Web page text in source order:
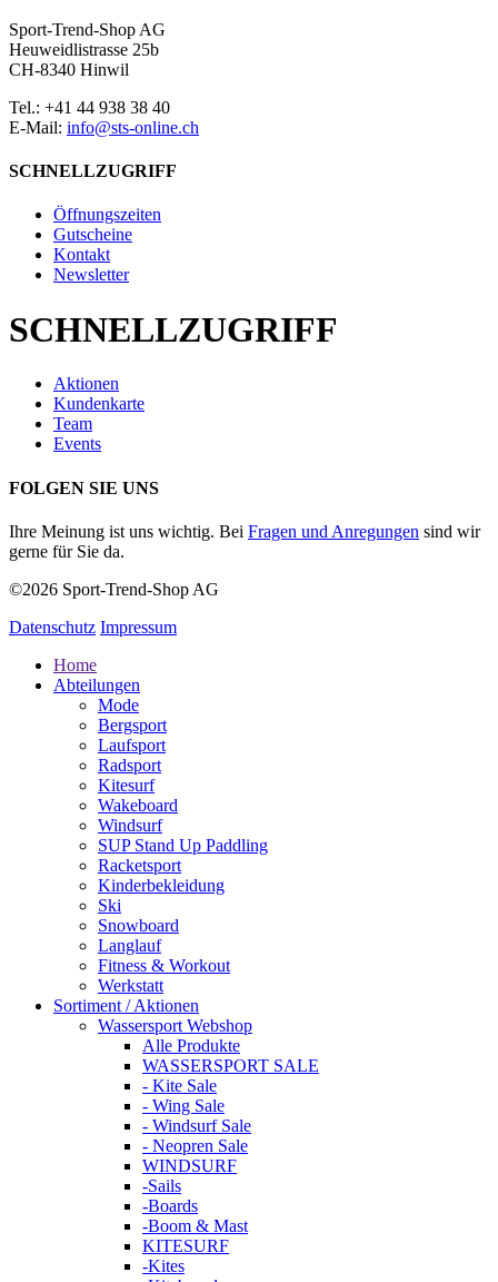
Sport-Trend-Shop AG
Heuweidlistrasse 25b
CH-8340 Hinwil
Tel.: +41 44 938 38 40
E-Mail: info@sts-online.ch
SCHNELLZUGRIFF
Öffnungszeiten
Gutscheine
Kontakt
Newsletter
SCHNELLZUGRIFF
Aktionen
Kundenkarte
Team
Events
FOLGEN SIE UNS
Ihre Meinung ist uns wichtig. Bei Fragen und Anregungen sind wir
gerne für Sie da.
©2026 Sport-Trend-Shop AG
Datenschutz Impressum
Home
Abteilungen
Mode
Bergsport
Laufsport
Radsport
Kitesurf
Wakeboard
Windsurf
SUP Stand Up Paddling
Racketsport
Kinderbekleidung
Ski
Snowboard
Langlauf
Fitness & Workout
Werkstatt
Sortiment / Aktionen
Wassersport Webshop
Alle Produkte
WASSERSPORT SALE
- Kite Sale
- Wing Sale
- Windsurf Sale
- Neopren Sale
WINDSURF
-Sails
-Boards
-Boom & Mast
KITESURF
-Kites